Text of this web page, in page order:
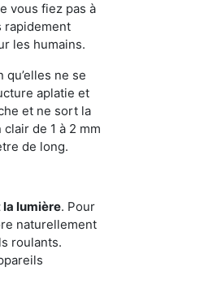
vous fiez pas à
rapidement
les humains.
ne se
aplatie et
et ne sort la
de 1 à 2 mm
de long.
lumière. Pour
naturellement
roulants.